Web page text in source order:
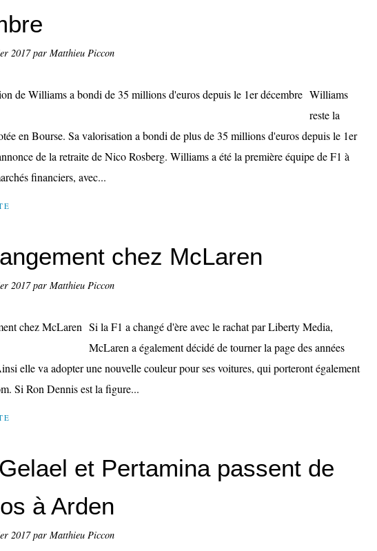
2017par Matthieu Piccon
Williams
reste la
en Bourse. Sa valorisation a bondi de plus de 35 millions d'euros depuis le 1er
de la retraite de Nico Rosberg. Williams a été la première équipe de F1 à
financiers, avec...
chez McLaren
2017par Matthieu Piccon
Si la F1 a changé d'ère avec le rachat par Liberty Media,
McLaren a également décidé de tourner la page des années
elle va adopter une nouvelle couleur pour ses voitures, qui porteront également
Si Ron Dennis est la figure...
et Pertamina passent de
à Arden
2017par Matthieu Piccon